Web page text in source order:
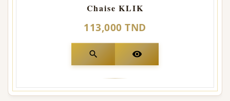
Chaise KLIK
113,000 TND
search visibility